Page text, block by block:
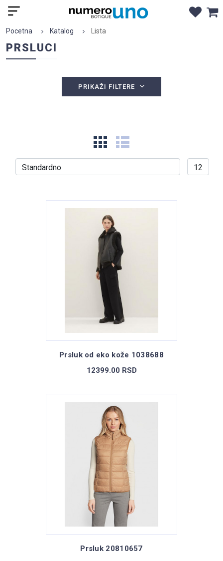
Pocetna Katalog Lista
PRSLUCI
PRIKAŽI FILTERE
Prsluk od eko kože 1038688
12399.00 RSD
Prsluk 20810657